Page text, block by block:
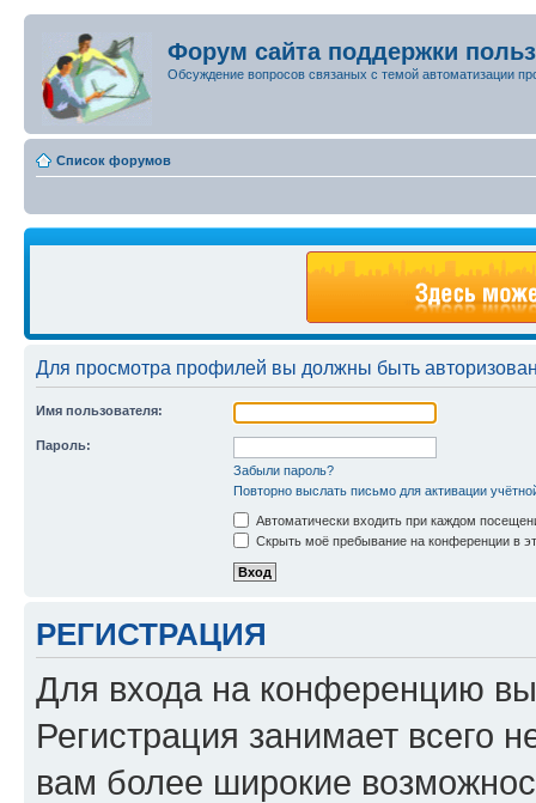
Форум сайта поддержки
Обсуждение вопросов связаных с темой автоматизации
Список форумов
Для просмотра профилей вы должны быть
Имя пользователя:
Пароль:
Забыли пароль?
Повторно выслать письмо для активации
Автоматически входить при каждом
Скрыть моё пребывание на конференции в
РЕГИСТРАЦИЯ
Для входа на конференцию
Регистрация занимает всего
вам более широкие